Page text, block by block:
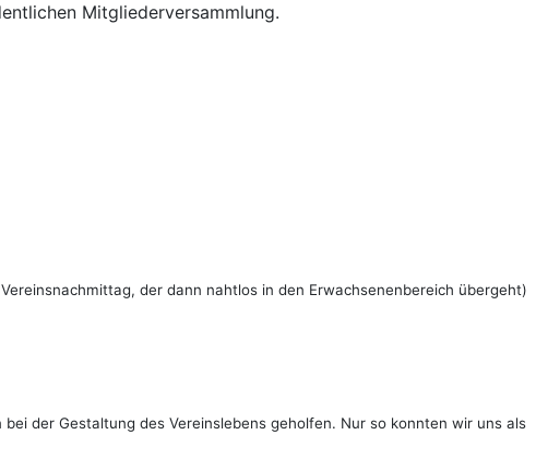
Mitgliederversammlung.
der dann nahtlos in den Erwachsenenbereich übergeht)
der Gestaltung des Vereinslebens geholfen. Nur so konnten wir uns als